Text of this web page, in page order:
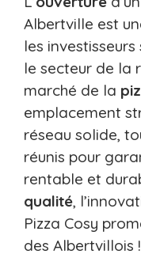
Albertville est
les
le secteur de la
marché de la
emplacement
réseau solide,
réunis pour
rentable et
qualité,
Pizza Cosy
des Albertvillois